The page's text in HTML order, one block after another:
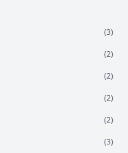
(3)
(2)
(2)
(2)
(2)
(3)